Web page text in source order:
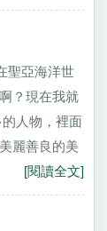
聖亞海洋世
？現在我就
人物，裡面
麗善良的美
[閱讀全文]